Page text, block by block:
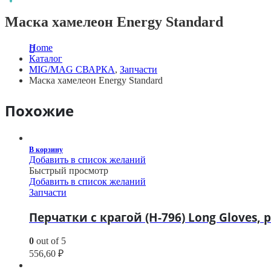
Маска хамелеон Energy Standard
Home
Каталог
MIG/MAG СВАРКА, Запчасти
Маска хамелеон Energy Standard
Похожие
В корзину
Добавить в список желаний
Быстрый просмотр
Добавить в список желаний
Запчасти
Перчатки с крагой (H-796) Long Gloves,
0 out of 5
556,60 ₽